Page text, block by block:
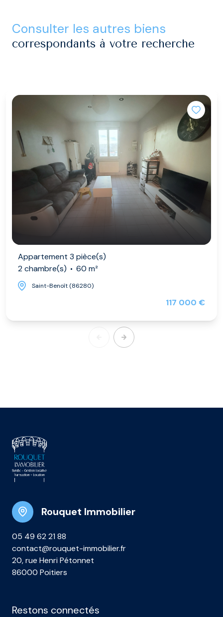
consulter les autres biens
correspondants à votre recherche
Appartement 3 pièce(s)
2 chambre(s)
60 m²
Saint-Benoît (86280)
117 000 €
Rouquet Immobilier
05 49 62 21 88
contact@rouquet-immobilier.fr
20, rue Henri Pétonnet
86000 Poitiers
Restons connectés